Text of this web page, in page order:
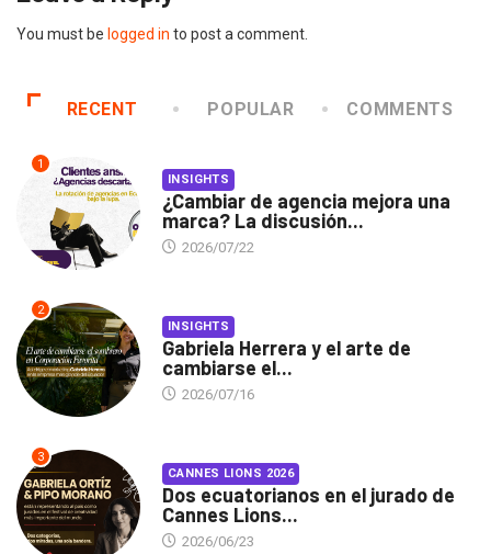
You must be logged in to post a comment.
RECENT POPULAR COMMENTS
1
INSIGHTS
¿Cambiar de agencia mejora una
marca? La discusión...
2026/07/22
2
INSIGHTS
Gabriela Herrera y el arte de
cambiarse el...
2026/07/16
3
CANNES LIONS 2026
Dos ecuatorianos en el jurado de
Cannes Lions...
2026/06/23